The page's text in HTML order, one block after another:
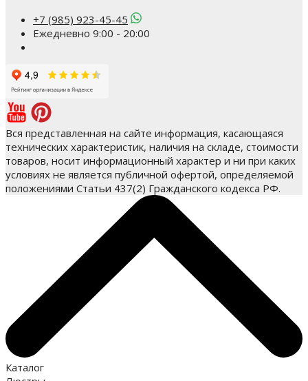
+7 (985) 923-45-45
Ежедневно 9:00 - 20:00
Вся представленная на сайте информация, касающаяся
технических характеристик, наличия на складе, стоимости
товаров, носит информационный характер и ни при каких
условиях не является публичной офертой, определяемой
положениями Статьи 437(2) Гражданского кодекса РФ.
Каталог